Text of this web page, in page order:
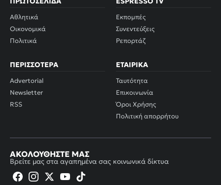
Αθλητικά
Οικονομικά
Πολιτικά
Εκπομπές
Συνεντεύξεις
Ρεπορτάζ
ΠΕΡΙΣΣΌΤΕΡΑ
Advertorial
Newsletter
RSS
ΕΤΑΙΡΙΚΆ
Ταυτότητα
Επικοινωνία
Όροι Χρήσης
Πολιτική απορρήτου
ΑΚΟΛΟΥΘΉΣΤΕ ΜΑΣ
Βρείτε μας στα αγαπημένα σας κοινωνικά δίκτυα